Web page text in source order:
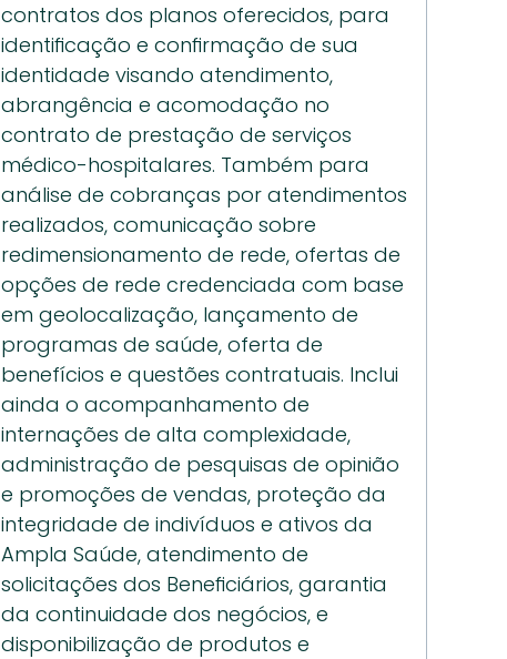
contratos dos planos oferecidos, para
identificação e confirmação de sua
identidade visando atendimento,
abrangência e acomodação no
contrato de prestação de serviços
médico-hospitalares. Também para
análise de cobranças por atendimentos
realizados, comunicação sobre
redimensionamento de rede, ofertas de
opções de rede credenciada com base
em geolocalização, lançamento de
programas de saúde, oferta de
benefícios e questões contratuais. Inclui
ainda o acompanhamento de
internações de alta complexidade,
administração de pesquisas de opinião
e promoções de vendas, proteção da
integridade de indivíduos e ativos da
Ampla Saúde, atendimento de
solicitações dos Beneficiários, garantia
da continuidade dos negócios, e
disponibilização de produtos e